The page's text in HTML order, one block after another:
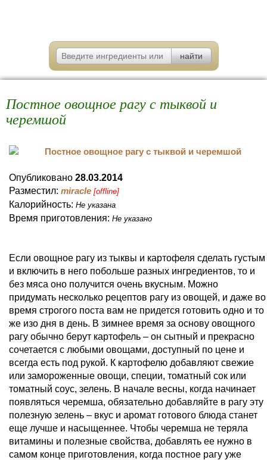
Постное овощное рагу с тыквой и
черемшой
Опубликовано 28.03.2014
Разместил: miracle [offline]
Калорийность: Не указана
Время приготовления: Не указано
Если овощное рагу из тыквы и картофеля сделать густым
и включить в него побольше разных ингредиентов, то и
без мяса оно получится очень вкусным. Можно
придумать несколько рецептов рагу из овощей, и даже во
время строгого поста вам не придется готовить одно и то
же изо дня в день. В зимнее время за основу овощного
рагу обычно берут картофель – он сытный и прекрасно
сочетается с любыми овощами, доступный по цене и
всегда есть под рукой. К картофелю добавляют свежие
или замороженные овощи, специи, томатный сок или
томатный соус, зелень. В начале весны, когда начинает
появляться черемша, обязательно добавляйте в рагу эту
полезную зелень – вкус и аромат готового блюда станет
еще лучше и насыщеннее. Чтобы черемша не теряла
витамины и полезные свойства, добавлять ее нужно в
самом конце приготовления, когда постное рагу уже